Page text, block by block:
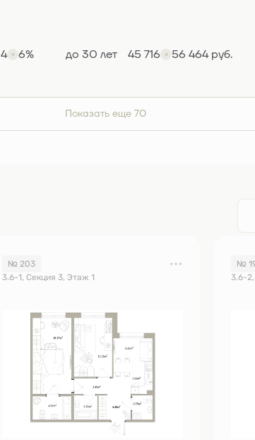
4 6% до 30 лет 45 716 56 464 руб.
Показать еще 70
№ 203
3.6-1, Секция 3, Этаж 1
№
3.6-